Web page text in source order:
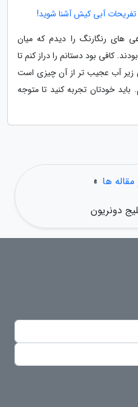
تفریحات آبی کیش آشنا شوید!
های رنگارنگ را دیدم که میان
کافی بود دستانم را دراز کنم تا
زیر آب عجیب تر از آن چیزی است
خودتان تجربه کنید تا متوجه
ها »
دونریون